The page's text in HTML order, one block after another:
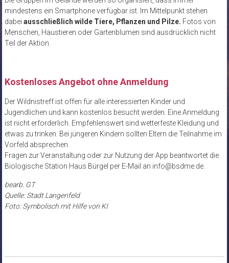
mindestens ein Smartphone verfügbar ist. Im Mittelpunkt stehen
dabei ausschließlich wilde Tiere, Pflanzen und Pilze. Fotos von
Menschen, Haustieren oder Gartenblumen sind ausdrücklich nicht
Teil der Aktion.
Kostenloses Angebot ohne Anmeldung
Der Wildnistreff ist offen für alle interessierten Kinder und
Jugendlichen und kann kostenlos besucht werden. Eine Anmeldung
ist nicht erforderlich. Empfehlenswert sind wetterfeste Kleidung und
etwas zu trinken. Bei jüngeren Kindern sollten Eltern die Teilnahme im
Vorfeld absprechen.
Fragen zur Veranstaltung oder zur Nutzung der App beantwortet die
Biologische Station Haus Bürgel per E-Mail an info@bsdme.de.
bearb. GT
Quelle: Stadt Langenfeld
Foto: Symbolisch mit Hilfe von KI